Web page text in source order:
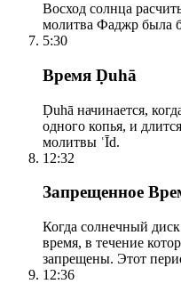
Восход солнца
молитва Фаджр была
5:30
Время Ḍuhā
Ḍuhā начинается,
одного копья, и
молитвы ʿĪd.
12:32
Запрещенное
Когда солнечный диск
время, в течение
запрещены. Этот
12:36